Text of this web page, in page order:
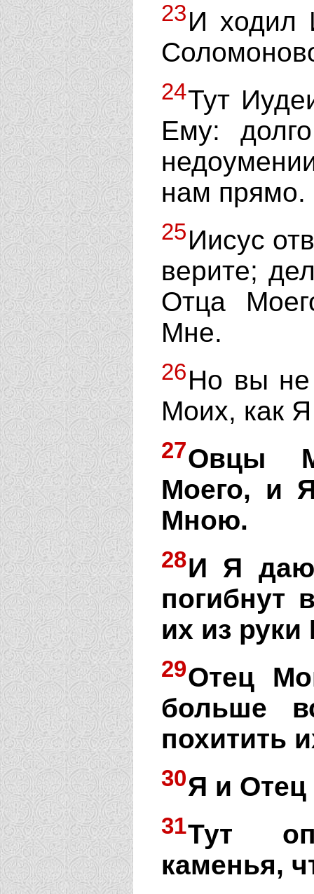
23И ходил
24Тут
Ему:
нам прямо.
25Иисус
верите;
Отца
Мне.
26Но вы не
Моих, как
27Овцы
Моего, и
Мною.
28И Я даю
погибнут
их из
29Отец
больше
похитить
30Я и Отец
31Тут
каменья,